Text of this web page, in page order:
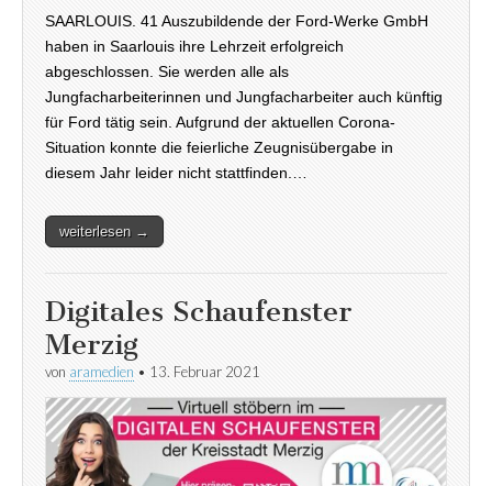
SAARLOUIS. 41 Auszubildende der Ford-Werke GmbH
haben in Saarlouis ihre Lehrzeit erfolgreich
abgeschlossen. Sie werden alle als
Jungfacharbeiterinnen und Jungfacharbeiter auch künftig
für Ford tätig sein. Aufgrund der aktuellen Corona-
Situation konnte die feierliche Zeugnisübergabe in
diesem Jahr leider nicht stattfinden.…
weiterlesen →
Digitales Schaufenster
Merzig
von aramedien • 13. Februar 2021